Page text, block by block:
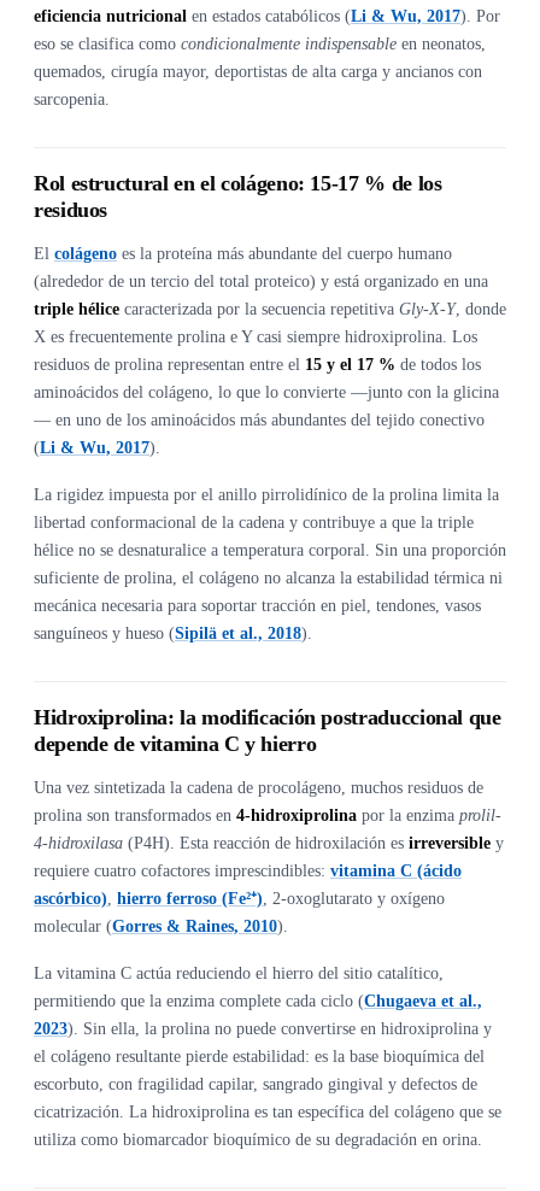
eficiencia nutricional en estados catabólicos (Li & Wu, 2017). Por
eso se clasifica como condicionalmente indispensable en neonatos,
quemados, cirugía mayor, deportistas de alta carga y ancianos con
sarcopenia.
Rol estructural en el colágeno: 15-17 % de los
residuos
El colágeno es la proteína más abundante del cuerpo humano
(alrededor de un tercio del total proteico) y está organizado en una
triple hélice caracterizada por la secuencia repetitiva Gly-X-Y, donde
X es frecuentemente prolina e Y casi siempre hidroxiprolina. Los
residuos de prolina representan entre el 15 y el 17 % de todos los
aminoácidos del colágeno, lo que lo convierte —junto con la glicina
— en uno de los aminoácidos más abundantes del tejido conectivo
(Li & Wu, 2017).
La rigidez impuesta por el anillo pirrolidínico de la prolina limita la
libertad conformacional de la cadena y contribuye a que la triple
hélice no se desnaturalice a temperatura corporal. Sin una proporción
suficiente de prolina, el colágeno no alcanza la estabilidad térmica ni
mecánica necesaria para soportar tracción en piel, tendones, vasos
sanguíneos y hueso (Sipilä et al., 2018).
Hidroxiprolina: la modificación postraduccional que
depende de vitamina C y hierro
Una vez sintetizada la cadena de procolágeno, muchos residuos de
prolina son transformados en 4-hidroxiprolina por la enzima prolil-
4-hidroxilasa (P4H). Esta reacción de hidroxilación es irreversible y
requiere cuatro cofactores imprescindibles: vitamina C (ácido
ascórbico) hierro ferroso (Fe²⁺) , 2-oxoglutarato y oxígeno
molecular (Gorres & Raines, 2010).
La vitamina C actúa reduciendo el hierro del sitio catalítico,
permitiendo que la enzima complete cada ciclo (Chugaeva et al.,
2023). Sin ella, la prolina no puede convertirse en hidroxiprolina y
el colágeno resultante pierde estabilidad: es la base bioquímica del
escorbuto, con fragilidad capilar, sangrado gingival y defectos de
cicatrización. La hidroxiprolina es tan específica del colágeno que se
utiliza como biomarcador bioquímico de su degradación en orina.